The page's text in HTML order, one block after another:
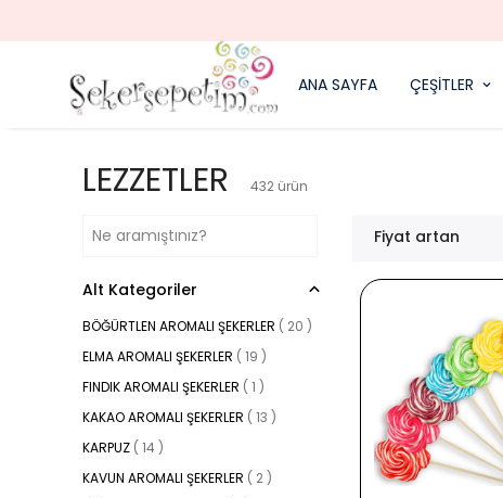
ANA SAYFA ÇEŞİTLER
LEZZETLER 432 ürün
Fiyat artan
Alt Kategoriler
BÖĞÜRTLEN AROMALI ŞEKERLER ( 20 )
ELMA AROMALI ŞEKERLER ( 19 )
FINDIK AROMALI ŞEKERLER ( 1 )
KAKAO AROMALI ŞEKERLER ( 13 )
KARPUZ ( 14 )
KAVUN AROMALI ŞEKERLER ( 2 )